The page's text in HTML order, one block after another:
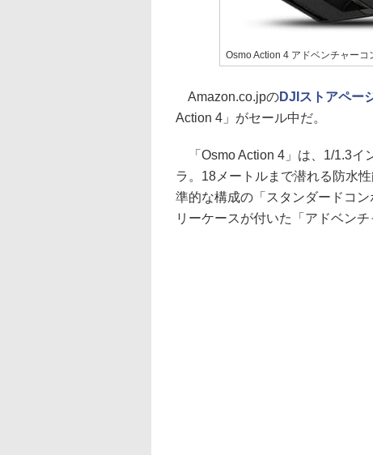
Osmo Action 4 アドベンチャーコ
Amazon.co.jpのDJIストアペー
Action 4」がセール中だ。
「Osmo Action 4」は、1/1.3イ
ラ。18メートルまで潜れる防水
準的な構成の「スタンダードコ
リーケースが付いた「アドベン